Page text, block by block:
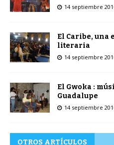
14 septiembre
El Caribe,
literaria
14 septiembre
El Gwoka :
Guadalupe
14 septiembre
OTROS ARTÍCULOS